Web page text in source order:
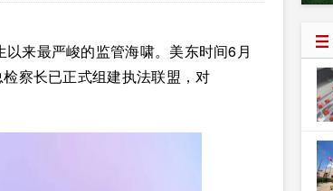
来最严峻的监管海啸。美东时间6月
察长已正式组建执法联盟，对